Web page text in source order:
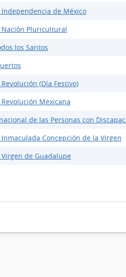
Independencia de México
Nación Pluricultural
los Santos
(Día Festivo)
Mexicana
de las Personas con
Concepción de la Virgen
de Guadalupe